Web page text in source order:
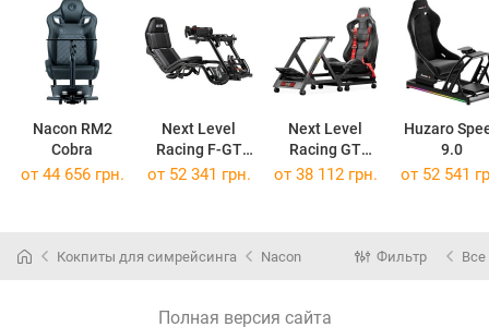
Nacon RM2
Cobra
Next Level
Racing F-GT
Pro
Next Level
Racing GT
Track
Huzaro
9.0
от 44 656 грн. от 52 341 грн. от 38 112 грн. от 52 541
Кокпиты для симрейсинга Nacon Фильтр
Полная версия сайта